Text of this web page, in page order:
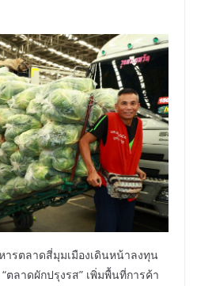
ารตลาดสี่มุมเมืองเดินหน้าลงทุน
ตลาดผักปรุงรส” เพิ่มพื้นที่การค้า